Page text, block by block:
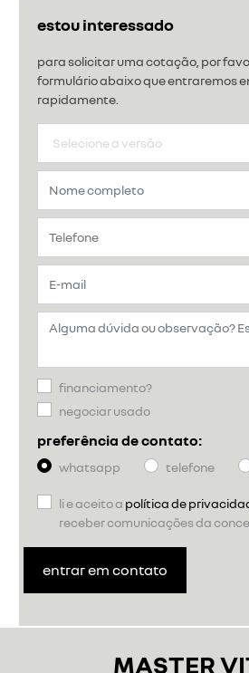
estou interessado
para solicitar uma cotação, por
formulário abaixo que entraremos
rapidamente.
financiamento?
negociar usado
preferência de contato:
whatsapp telefone
li e aceito a política de
receber comunicações da
entrar em contato
MASTER